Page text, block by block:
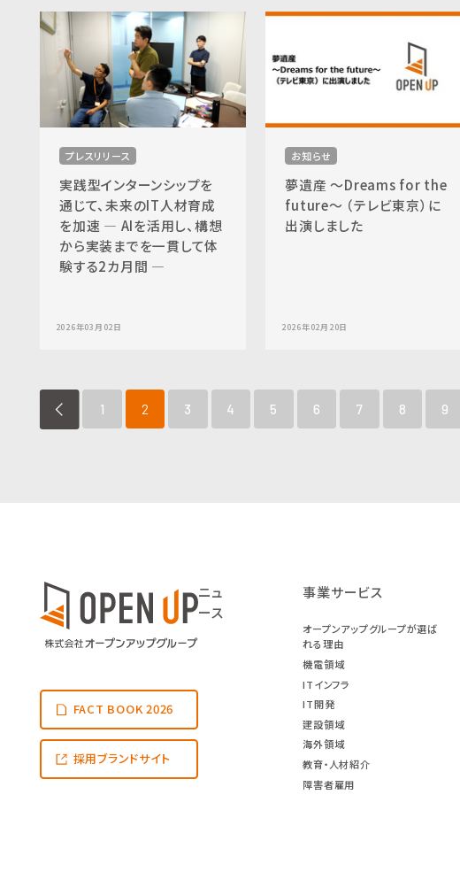
プレスリリース
実践型インターンシップを
通じて、未来のIT人材育成
を加速 ― AIを活用し、構想
から実装までを一貫して体
験する2カ月間 ―
2026年03月02日
お知らせ
夢遺産 ～Dreams for the
future～ （テレビ東京）に
出演しました
2026年02月20日
1 2 3 4 5 6 7 8 9
FACT BOOK 2026
採用ブランドサイト
ニュ
ース
事業サービス
オープンアップグループが選ば
れる理由
機電領域
ITインフラ
IT開発
建設領域
海外領域
教育・人材紹介
障害者雇用